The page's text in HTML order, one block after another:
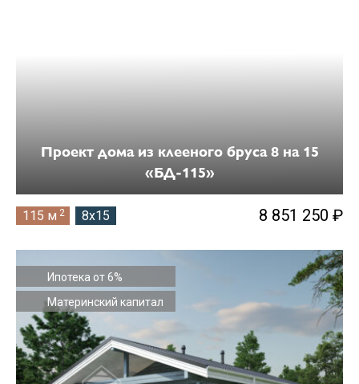
Проект дома из клееного бруса 8 на 15
«БД-115»
115 м 2 8x15 8 851 250 ₽
Ипотека от 6%
Материнский капитал